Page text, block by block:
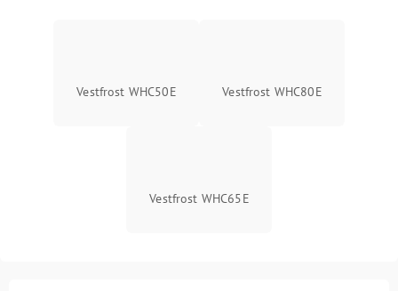
Vestfrost WHC50E Vestfrost WHC80E
Vestfrost WHC65E